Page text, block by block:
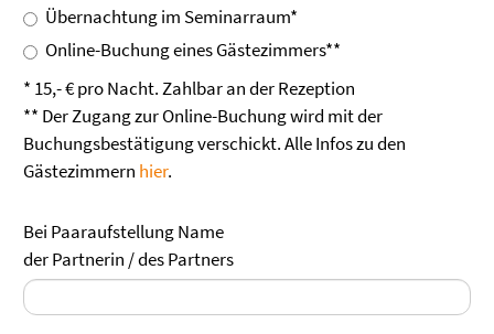
Übernachtung im Seminarraum*
Online-Buchung eines Gästezimmers**
* 15,- € pro Nacht. Zahlbar an der Rezeption
** Der Zugang zur Online-Buchung wird mit der
Buchungsbestätigung verschickt. Alle Infos zu den
Gästezimmern hier.
Bei Paaraufstellung Name
der Partnerin / des Partners